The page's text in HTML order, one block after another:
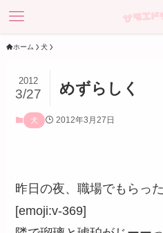
ホーム 犬
めずらしく
2012
3/27
犬 2012年3月27日
昨日の夜、職場でもらっ
[emoji:v-369]